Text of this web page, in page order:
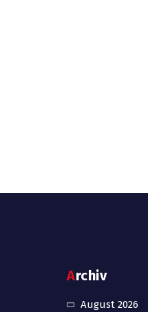
Archiv
August 2026